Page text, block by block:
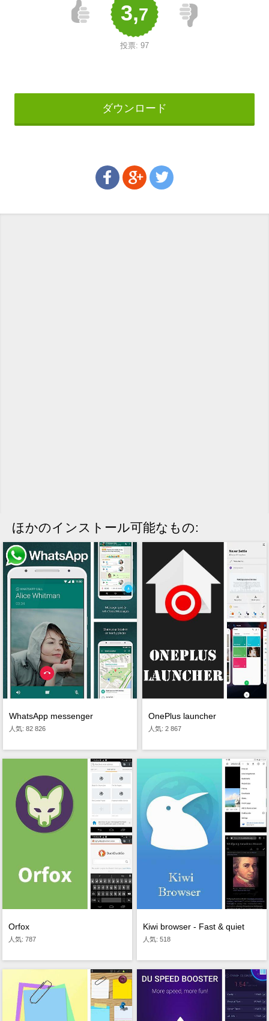
3,7
投票: 97
ダウンロード
ほかのインストール可能なもの:
WhatsApp messenger
人気: 82 826
OnePlus launcher
人気: 2 867
Orfox
人気: 787
Kiwi browser - Fast & quiet
人気: 518